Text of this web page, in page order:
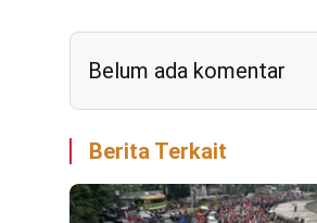
Belum ada komentar
Berita Terkait